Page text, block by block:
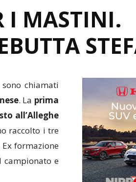
I MASTINI.
chiamati
. La prima
all’Alleghe
raccolto i tre
formazione
campionato e